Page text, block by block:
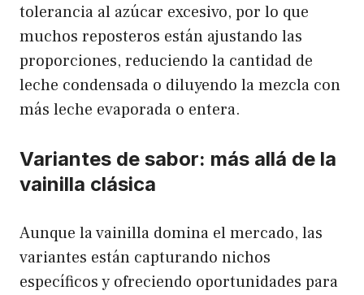
tolerancia al azúcar excesivo, por lo que
muchos reposteros están ajustando las
proporciones, reduciendo la cantidad de
leche condensada o diluyendo la mezcla con
más leche evaporada o entera.
Variantes de sabor: más allá de la
vainilla clásica
Aunque la vainilla domina el mercado, las
variantes están capturando nichos
específicos y ofreciendo oportunidades para